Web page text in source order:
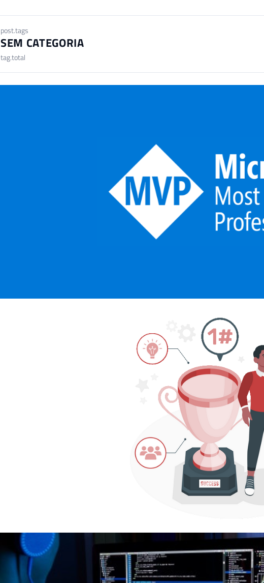
post.tags
SEM CATEGORIA
tag.total
Microsoft Most Valuable
TOP 25 melhores blogs de SQL
13 de maio de 2022 2 min de leitura